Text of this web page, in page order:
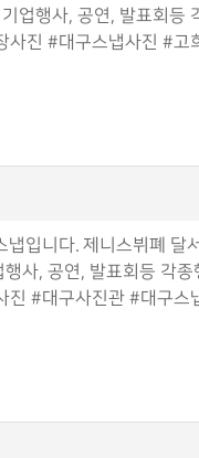
기업행사, 공연, 발표회
사진 #대구스냅사진 #
냅입니다. 제니스뷔폐
행사, 공연, 발표회등 각
진 #대구사진관 #대구스